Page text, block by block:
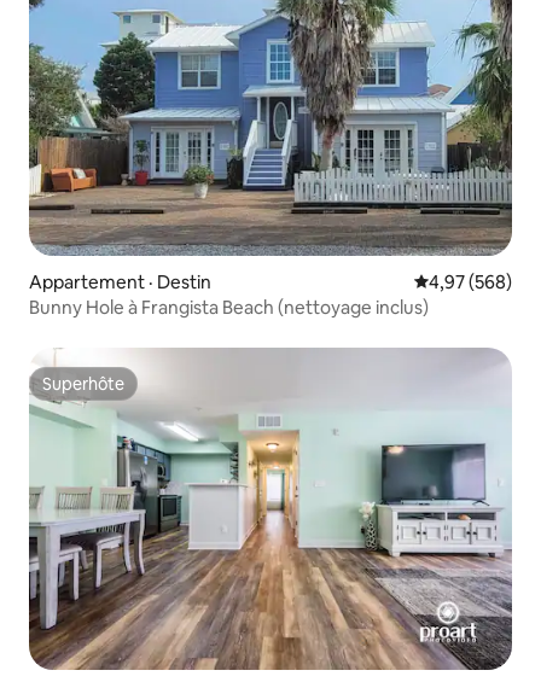
Appartement · Destin Note
4,97 (568)
Bunny Hole à Frangista Beach (nettoyage inclus)
Superhôte
Superhôte